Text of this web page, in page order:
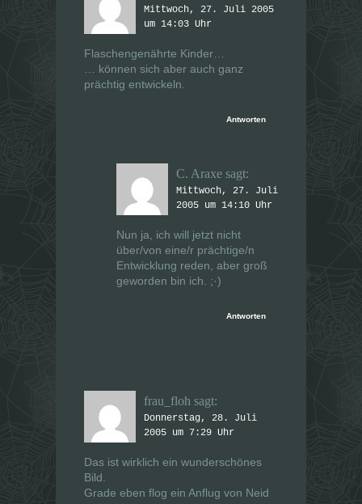
Mittwoch, 27. Juli 2005
um 14:03 Uhr
Flaschengenährte Kinder…
… können sich aber auch ganz
prächtig entwickeln.
Antworten
C. Araxe sagt:
Mittwoch, 27. Juli
2005 um 14:10 Uhr
Nun ja, ich will jetzt nicht
über/von eine/r prächtige/n
Entwicklung reden, aber groß
geworden bin ich. ;·)
Antworten
frau_floh sagt:
Donnerstag, 28. Juli
2005 um 7:29 Uhr
Das ist wirklich ein wunderschönes
Bild.
Grade eben flog ein Anflug von Neid